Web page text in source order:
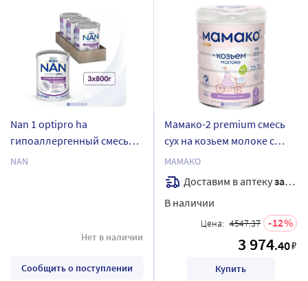
Nan 1 optipro ha
гипоаллергенный смесь
детская сухая с рождения
NAN
Нет в наличии
Сообщить о поступлении
Мамако-2 premium смесь
сух на козьем молоке с
олигосахаридами
грудного молока 800 гр
МАМАКО
Доставим в аптекузавтра
В наличии
Цена: 4547.37 12
3 974.40₽
Купить